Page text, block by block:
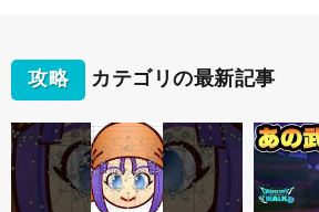
攻略 カテゴリの最新記事